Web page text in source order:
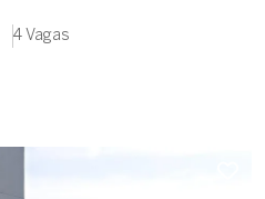
4 Vagas